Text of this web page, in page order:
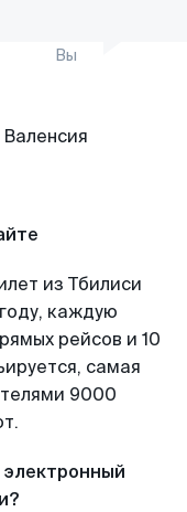
Вы
из Тбилиси
каждую
рейсов и 10
самая
9000